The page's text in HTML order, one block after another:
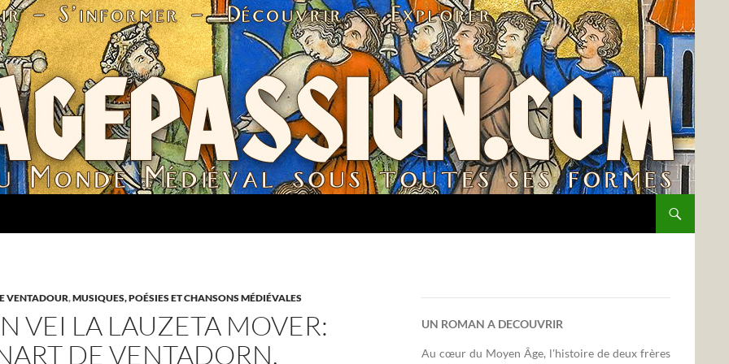
VENTADOUR,MUSIQUES, POÉSIES ET CHANSONS MÉDIÉVALES
VEI LA LAUZETA MOVER:
DE VENTADORN,
UN ROMAN A DECOUVRIR
Au cœur du Moyen Âge, l'histoire de deux frères